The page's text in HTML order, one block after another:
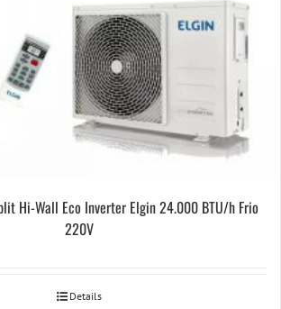
Hi-Wall Eco Inverter Elgin 24.000 BTU/h Frio
220V
Details